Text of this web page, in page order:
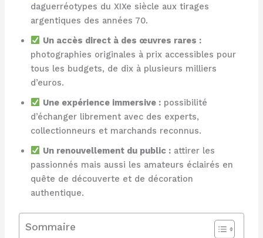
daguerréotypes du XIXe siècle aux tirages
argentiques des années 70.
Un accès direct à des œuvres rares :
photographies originales à prix accessibles pour
tous les budgets, de dix à plusieurs milliers
d’euros.
Une expérience immersive : possibilité
d’échanger librement avec des experts,
collectionneurs et marchands reconnus.
Un renouvellement du public : attirer les
passionnés mais aussi les amateurs éclairés en
quête de découverte et de décoration
authentique.
Sommaire